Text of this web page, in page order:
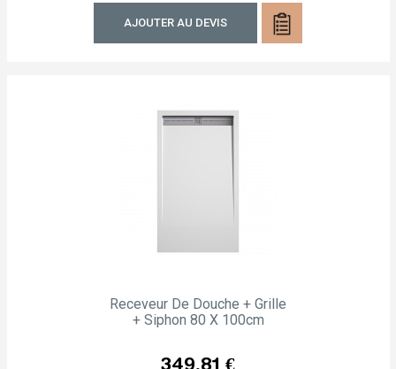
AJOUTER AU DEVIS
Receveur De Douche + Grille
+ Siphon 80 X 100cm
Prix
349,81 €